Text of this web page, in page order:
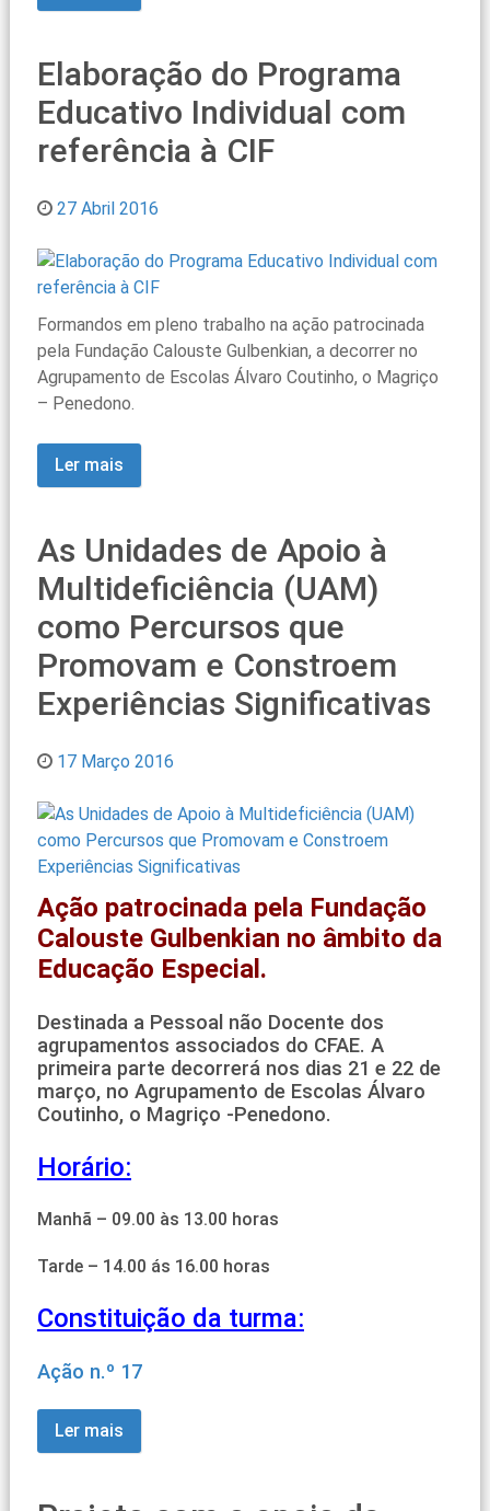
Elaboração do Programa
Educativo Individual com
referência à CIF
27 Abril 2016
Formandos em pleno trabalho na ação patrocinada
pela Fundação Calouste Gulbenkian, a decorrer no
Agrupamento de Escolas Álvaro Coutinho, o Magriço
– Penedono.
Ler mais
As Unidades de Apoio à
Multideficiência (UAM)
como Percursos que
Promovam e Constroem
Experiências Significativas
17 Março 2016
Ação patrocinada pela Fundação
Calouste Gulbenkian no âmbito da
Educação Especial.
Destinada a Pessoal não Docente dos
agrupamentos associados do CFAE. A
primeira parte decorrerá nos dias 21 e 22 de
março, no Agrupamento de Escolas Álvaro
Coutinho, o Magriço -Penedono.
Horário:
Manhã – 09.00 às 13.00 horas
Tarde – 14.00 ás 16.00 horas
Constituição da turma:
Ação n.º 17
Ler mais